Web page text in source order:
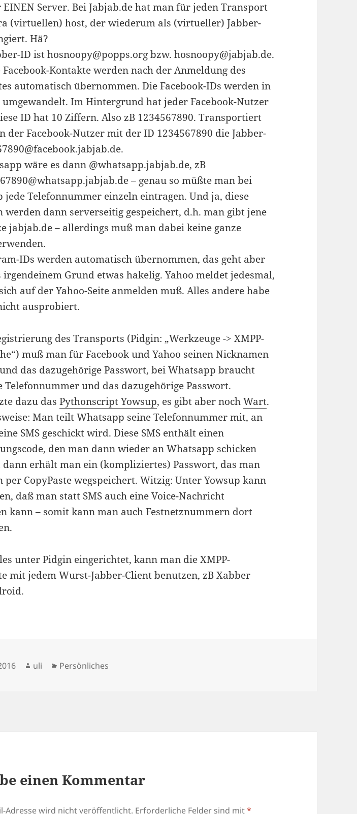
EINEN Server. Bei Jabjab.de hat man für jeden Transport
(virtuellen) host, der wiederum als (virtueller) Jabber-
Hä?
ID ist hosnoopy@popps.org bzw. hosnoopy@jabjab.de.
Facebook-Kontakte werden nach der Anmeldung des
automatisch übernommen. Die Facebook-IDs werden in
umgewandelt. Im Hintergrund hat jeder Facebook-Nutzer
ID hat 10 Ziffern. Also zB 1234567890. Transportiert
der Facebook-Nutzer mit der ID 1234567890 die Jabber-
wäre es dann @whatsapp.jabjab.de, zB
– genau so müßte man bei
jede Telefonnummer einzeln eintragen. Und ja, diese
werden dann serverseitig gespeichert, d.h. man gibt jene
jabjab.de – allerdings muß man dabei keine ganze
IDs werden automatisch übernommen, das geht aber
Grund etwas hakelig. Yahoo meldet jedesmal,
auf der Yahoo-Seite anmelden muß. Alles andere habe
ausprobiert.
des Transports (Pidgin: „Werkzeuge -> XMPP-
muß man für Facebook und Yahoo seinen Nicknamen
das dazugehörige Passwort, bei Whatsapp braucht
Telefonnummer und das dazugehörige Passwort.
dazu dasPythonscript Yowsup, es gibt aber nochWart.
Man teilt Whatsapp seine Telefonnummer mit, an
SMS geschickt wird. Diese SMS enthält einen
den man dann wieder an Whatsapp schicken
dann erhält man ein (kompliziertes) Passwort, das man
per CopyPaste wegspeichert. Witzig: Unter Yowsup kann
daß man statt SMS auch eine Voice-Nachricht
kann – somit kann man auch Festnetznummern dort
unter Pidgin eingerichtet, kann man die XMPP-
mit jedem Wurst-Jabber-Client benutzen, zB Xabber
Autor
uli Kategorien
Persönliches
einen Kommentar
Adresse wird nicht veröffentlicht. Erforderliche Felder sind mit*